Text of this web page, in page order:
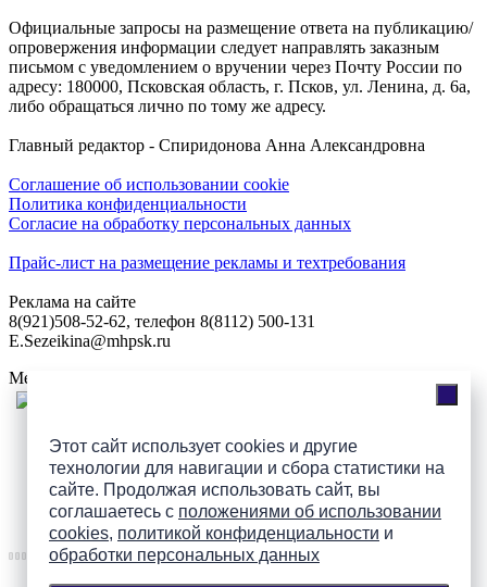
Этот сайт использует cookies и другие
технологии для навигации и сбора статистики на
сайте. Продолжая использовать сайт, вы
соглашаетесь с положениями об использовании
cookies, политикой конфиденциальности и
обработки персональных данных
Официальные запросы на размещение ответа на публикацию/
опровержения информации следует направлять заказным
письмом с уведомлением о вручении через Почту России по
адресу: 180000, Псковская область, г. Псков, ул. Ленина, д. 6а,
либо обращаться лично по тому же адресу.
Главный редактор - Спиридонова Анна Александровна
Соглашение об использовании cookie
Политика конфиденциальности
Согласие на обработку персональных данных
Прайс-лист на размещение рекламы и техтребования
Реклама на сайте
8(921)508-52-62, телефон 8(8112) 500-131
E.Sezeikina@mhpsk.ru
Меню
Подпишись на группы
ПАИ в соцсетях!